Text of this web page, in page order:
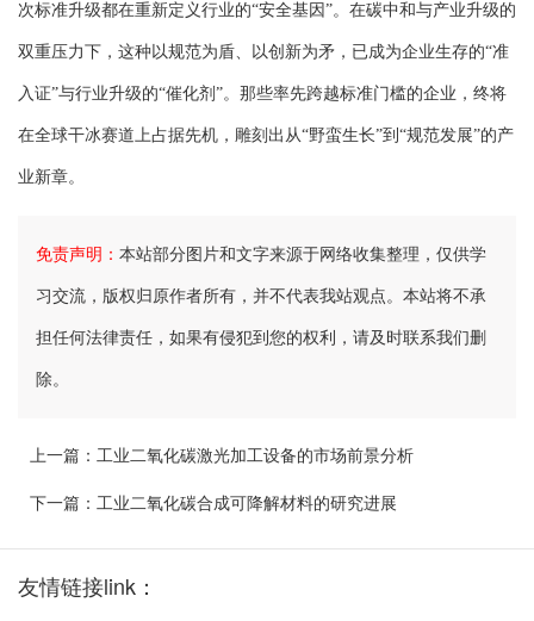
次标准升级都在重新定义行业的“安全基因”。在碳中和与产业升级的
双重压力下，这种以规范为盾、以创新为矛，已成为企业生存的“准
入证”与行业升级的“催化剂”。那些率先跨越标准门槛的企业，终将
在全球干冰赛道上占据先机，雕刻出从“野蛮生长”到“规范发展”的产
业新章。
免责声明： 本站部分图片和文字来源于网络收集整理，仅供学
习交流，版权归原作者所有，并不代表我站观点。本站将不承
担任何法律责任，如果有侵犯到您的权利，请及时联系我们删
除。
上一篇： 工业二氧化碳激光加工设备的市场前景分析
下一篇： 工业二氧化碳合成可降解材料的研究进展
友情链接link：